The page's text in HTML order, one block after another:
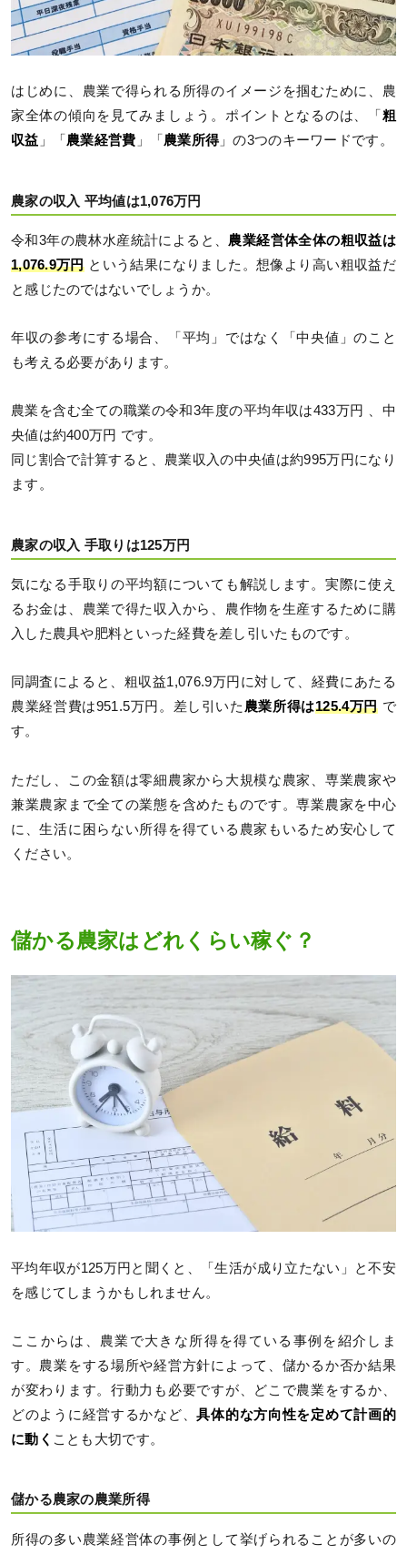
はじめに、農業で得られる所得のイメージを掴むために、農
家全体の傾向を見てみましょう。ポイントとなるのは、「 粗
収益 」「 農業経営費 」「 農業所得 」の3つのキーワードです。
農家の収入 平均値は1,076万円
令和3年の農林水産統計によると、 農業経営体全体の粗収益は
1,076.9万円という結果になりました。想像より高い粗収益だ
と感じたのではないでしょうか。
年収の参考にする場合、「平均」ではなく「中央値」のこと
も考える必要があります。
農業を含む全ての職業の令和3年度の平均年収は433万円 、中
央値は約400万円 です。
同じ割合で計算すると、農業収入の中央値は約995万円になり
ます。
農家の収入 手取りは125万円
気になる手取りの平均額についても解説します。実際に使え
るお金は、農業で得た収入から、農作物を生産するために購
入した農具や肥料といった経費を差し引いたものです。
同調査によると、粗収益1,076.9万円に対して、経費にあたる
農業経営費は951.5万円。差し引いた 農業所得は125.4万円 で
す。
ただし、この金額は零細農家から大規模な農家、専業農家や
兼業農家まで全ての業態を含めたものです。専業農家を中心
に、生活に困らない所得を得ている農家もいるため安心して
ください。
儲かる農家はどれくらい稼ぐ？
平均年収が125万円と聞くと、「生活が成り立たない」と不安
を感じてしまうかもしれません。
ここからは、農業で大きな所得を得ている事例を紹介しま
す。農業をする場所や経営方針によって、儲かるか否か結果
が変わります。行動力も必要ですが、どこで農業をするか、
どのように経営するかなど、具体的な方向性を定めて計画的
に動く ことも大切です。
儲かる農家の農業所得
所得の多い農業経営体の事例として挙げられることが多いの